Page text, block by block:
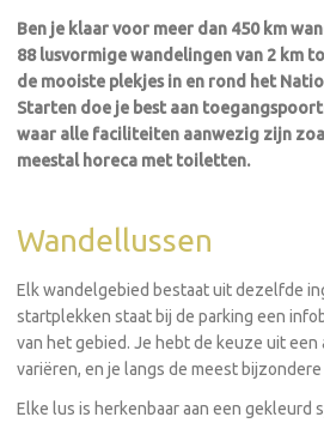
Ben je klaar voor meer dan 450 km
88 lusvormige wandelingen van 2 km
de mooiste plekjes in en rond het
Starten doe je best aan
waar alle faciliteiten aanwezig zijn
meestal horeca met toiletten.
Wandellussen
Elk wandelgebied bestaat uit dezelfde
startplekken staat bij de parking een
van het gebied. Je hebt de keuze uit
variëren, en je langs de meest
Elke lus is herkenbaar aan een gekleurd